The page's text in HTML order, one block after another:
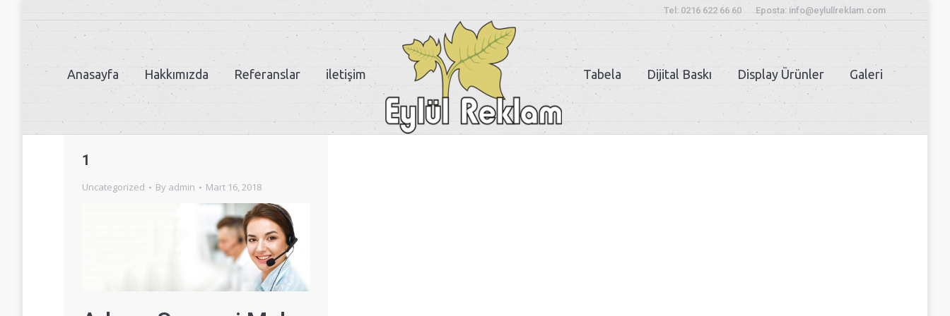
Tel: 0216 622 66 60 Eposta: info@eylullreklam.com
Anasayfa Hakkımızda Referanslar iletişim Tabela Dijital Baskı Display Ürünler Galeri
1
Uncategorized By admin Mart 16, 2018